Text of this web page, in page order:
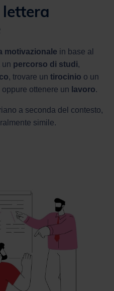
motivazionale in base al
un percorso di studi,
, trovare un tirocinio o un
oppure ottenere un lavoro.
a seconda del contesto,
simile.